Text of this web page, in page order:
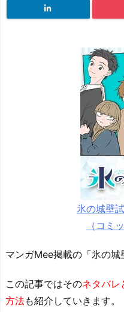
氷の城壁
（コミ
マンガMee掲載の「氷の城
この記事ではそのネタバレ
方法も紹介していきます。